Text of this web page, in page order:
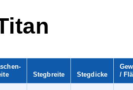
Stegbreite Stegdicke
/